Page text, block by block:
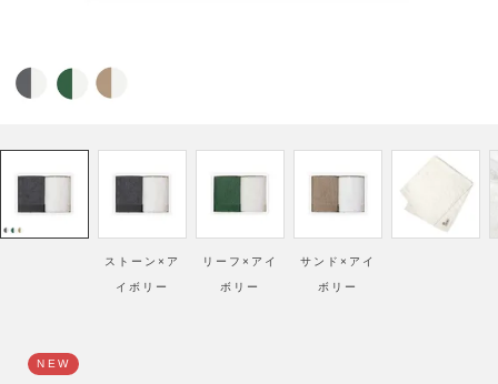
ストーン×ア
イボリー
リーフ×アイ
ボリー
サンド×アイ
ボリー
NEW